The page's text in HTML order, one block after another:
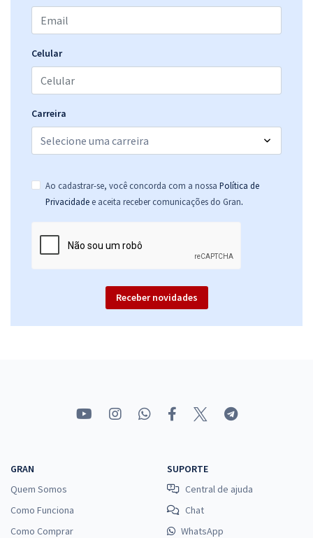
Celular
Carreira
Ao cadastrar-se, você concorda com a nossa Política de
Privacidade e aceita receber comunicações do Gran.
Receber novidades
GRAN
Quem Somos
Como Funciona
Como Comprar
SUPORTE
Central de ajuda
Chat
WhatsApp